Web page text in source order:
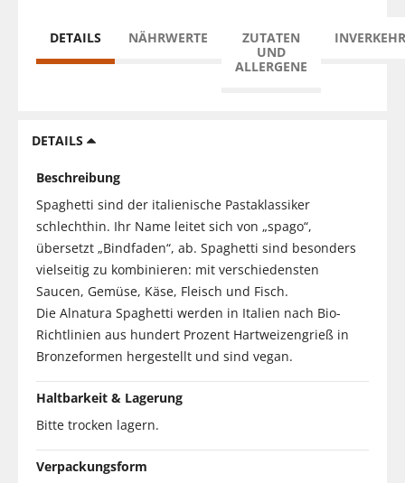
DETAILS NÄHRWERTE
ZUTATEN
UND
ALLERGENE
DETAILS
Beschreibung
Spaghetti sind der italienische Pastaklassiker
schlechthin. Ihr Name leitet sich von „spago“,
übersetzt „Bindfaden“, ab. Spaghetti sind besonders
vielseitig zu kombinieren: mit verschiedensten
Saucen, Gemüse, Käse, Fleisch und Fisch.
Die Alnatura Spaghetti werden in Italien nach Bio-
Richtlinien aus hundert Prozent Hartweizengrieß in
Bronzeformen hergestellt und sind vegan.
Haltbarkeit & Lagerung
Bitte trocken lagern.
Verpackungsform